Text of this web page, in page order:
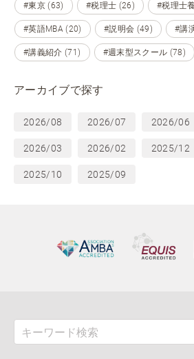
#東京 (63) #税理士 (26) #税理士
#英語MBA (20) #説明会 (49) #講
#講義紹介 (71) #週末型スクール (78)
アーカイブで探す
2026/08 2026/07 2026/06
2026/03 2026/02 2025/12
2025/10 2025/09